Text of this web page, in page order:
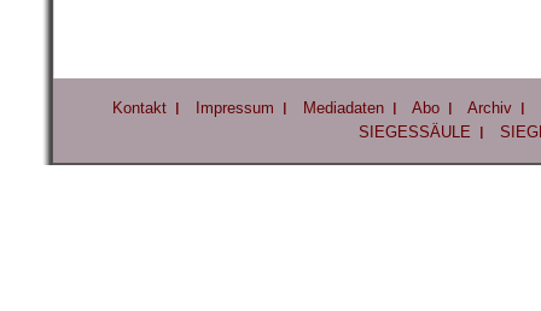
Kontakt Impressum Mediadaten Abo
Archiv
SIEGESSÄULE